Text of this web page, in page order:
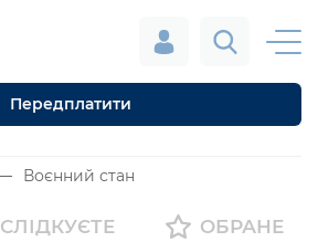
Передплатити
Воєнний стан
СЛІДКУЄТЕ ОБРАНЕ